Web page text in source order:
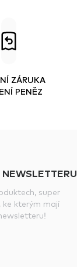
ZÁRUKA
PENĚZ
super
ke kterým mají